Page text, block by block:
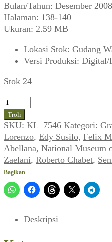
Bulan/Tahun: Desember 2008
Halaman: 138-140
Ukuran: 2.59 MB
Lokasi Stok: Gudang
Versi Produksi: Digital/
Stok 24
Kuantitas
Affandi,
dkk
~
Temu
Muka
Seni
Rupa
Modern
~
Troli
SKU: KL_7546 Kategori:
Lorenzo, Edy Susilo, Felix
Abellana, National Museum
Zaelani, Roberto Chabet,
Bagikan
Deskripsi